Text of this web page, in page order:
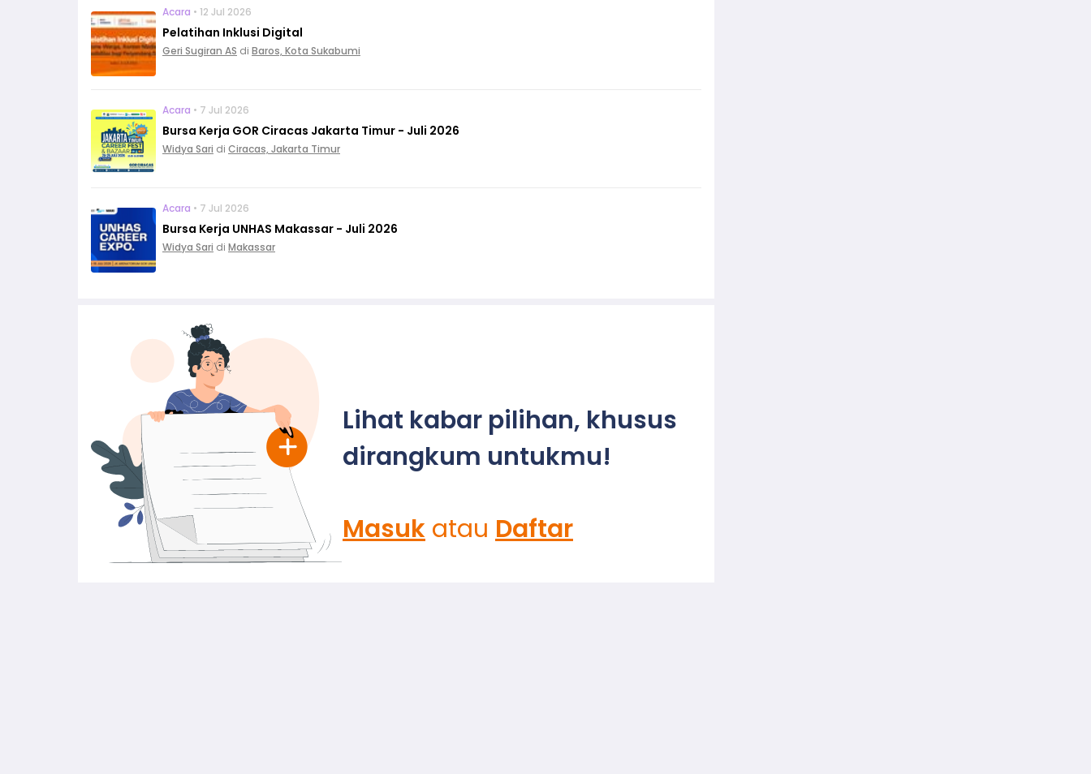
Acara • 12 Jul 2026
Pelatihan Inklusi Digital
Geri Sugiran AS di Baros, Kota Sukabumi
Acara • 7 Jul 2026
Bursa Kerja GOR Ciracas Jakarta Timur - Juli 2026
Widya Sari di Ciracas, Jakarta Timur
Acara • 7 Jul 2026
Bursa Kerja UNHAS Makassar - Juli 2026
Widya Sari di Makassar
Lihat kabar pilihan, khusus
dirangkum untukmu!
Masuk atau Daftar